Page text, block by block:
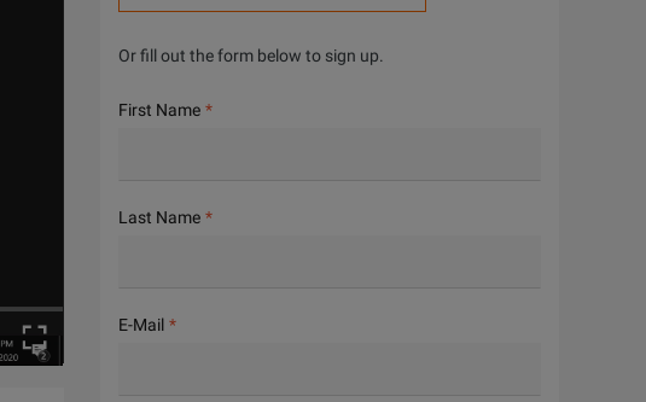
Or fill out the form below to sign up.
First Name
Last Name
E-Mail